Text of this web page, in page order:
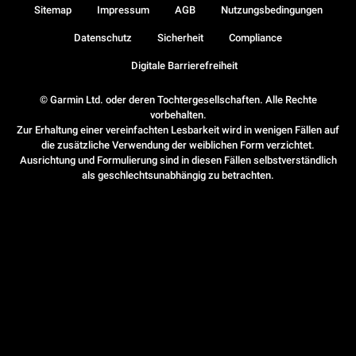
© Garmin Ltd. oder deren Tochtergesellschaften. Alle Rechte
vorbehalten.
Zur Erhaltung einer vereinfachten Lesbarkeit wird in wenigen Fällen auf
die zusätzliche Verwendung der weiblichen Form verzichtet.
Ausrichtung und Formulierung sind in diesen Fällen selbstverständlich
als geschlechtsunabhängig zu betrachten.
Sitemap Impressum AGB Nutzungsbedingungen
Datenschutz Sicherheit Compliance
Digitale Barrierefreiheit